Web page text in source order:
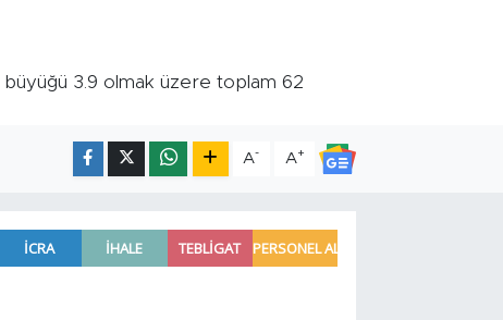
büyüğü 3.9 olmak üzere toplam 62
A- A+